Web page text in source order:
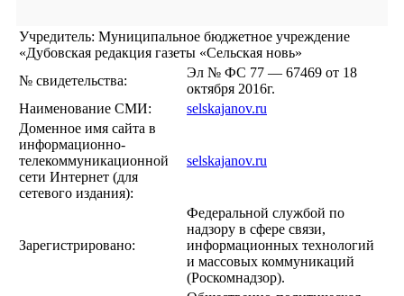
Учредитель: Муниципальное бюджетное учреждение
«Дубовская редакция газеты «Сельская новь»
№ свидетельства:
Эл № ФС 77 — 67469 от 18
октября 2016г.
Наименование СМИ:
selskajanov.ru
Доменное имя сайта в
информационно-
телекоммуникационной
сети Интернет (для
сетевого издания):
selskajanov.ru
Зарегистрировано:
Федеральной службой по
надзору в сфере связи,
информационных технологий
и массовых коммуникаций
(Роскомнадзор).